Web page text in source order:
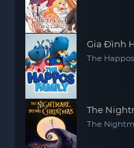
Gia Đình
The
The
The